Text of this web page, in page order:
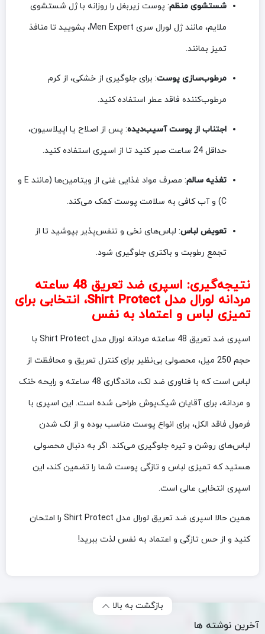
شستشوی منظم: پوست زیربغل را روزانه با ژل شستشوی
ملایم، مانند ژل لورال سری Men Expert، بشویید تا منافذ
تمیز بمانند.
مرطوب‌سازی پوست: برای جلوگیری از خشکی، از کرم
مرطوب‌کننده فاقد عطر استفاده کنید.
اجتناب از پوست آسیب‌دیده: پس از اصلاح یا اپیلاسیون،
حداقل 24 ساعت صبر کنید تا از اسپری استفاده کنید.
تغذیه سالم
: مصرف مواد غذایی غنی از ویتامین‌ها (مانند E و
C) و آب کافی به سلامت پوست کمک می‌کند.
تعویض لباس: لباس‌های نخی و تنفس‌پذیر بپوشید تا از
تجمع رطوبت و باکتری جلوگیری شود.
نتیجه‌گیری: اسپری ضد تعریق 48 ساعته
مردانه لورال مدل Shirt Protect، انتخابی برای
تمیزی لباس و اعتماد به نفس
اسپری ضد تعریق 48 ساعته مردانه لورال مدل Shirt Protect با
حجم 250 میل، محصولی بی‌نظیر برای کنترل تعریق و محافظت از
لباس است که با فناوری ضد لک، ماندگاری 48 ساعته و رایحه خنک
و مردانه، برای آقایان شیک‌پوش طراحی شده است. این اسپری با
فرمول فاقد الکل، برای انواع پوست مناسب بوده و از لک شدن
لباس‌های روشن و تیره جلوگیری می‌کند. اگر به دنبال محصولی
هستید که تمیزی لباس و تازگی پوست شما را تضمین کند، این
اسپری انتخابی عالی است.
همین حالا اسپری ضد تعریق لورال مدل Shirt Protect را امتحان
کنید و از حس تازگی و اعتماد به نفس لذت ببرید!
بازگشت به بالا
آخرین نوشته ها